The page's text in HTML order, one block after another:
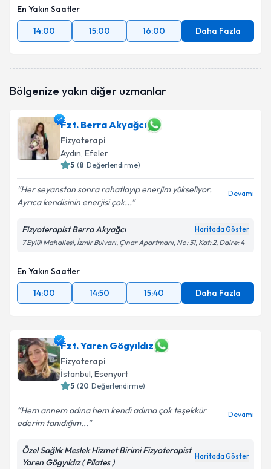
En Yakın Saatler
14:00
15:00 16:00 Daha Fazla
Bölgenize yakın diğer uzmanlar
Fzt. Berra Akyağcı
Fizyoterapi
Aydın, Efeler
5 (8 Değerlendirme)
Her seyanstan sonra rahatlayıp enerjim yükseliyor.
Ayrıca kendisinin enerjisi çok...
Devamı
Fizyoterapist Berra Akyağcı Haritada Göster
7 Eylül Mahallesi, İzmir Bulvarı, Çınar Apartmanı, No: 31, Kat: 2, Daire: 4
En Yakın Saatler
14:00
14:50 15:40 Daha Fazla
Fzt. Yaren Gögyıldız
Fizyoterapi
İstanbul, Esenyurt
5 (20 Değerlendirme)
Hem annem adına hem kendi adıma çok teşekkür
ederim tanıdığım...
Devamı
Özel Sağlık Meslek Hizmet Birimi Fizyoterapist
Yaren Gögyıldız ( Pilates )
Haritada Göster